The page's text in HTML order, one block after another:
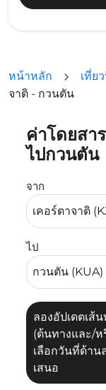
หน้าหลัก เที่ย
จาติ - กวนตัน
ค่าโดยสา
ไปกวนตัน
จาก
ไป
ลองอัปเดตเส้
(ต้นทางและ/ห
เลือกวันที่ด้าน
เสนอ
ลองอัปเดตเส้น